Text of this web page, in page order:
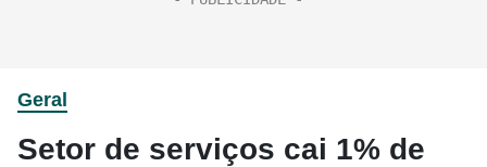
Geral
Setor de serviços cai 1% de